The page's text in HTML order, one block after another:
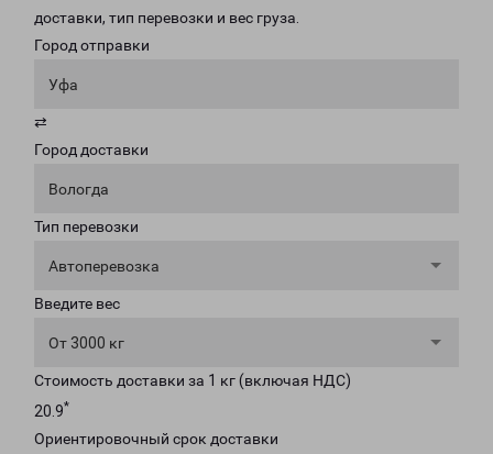
доставки, тип перевозки и вес груза.
Город отправки
Уфа
⇄
Город доставки
Вологда
Тип перевозки
Автоперевозка
Введите вес
От 3000 кг
Стоимость доставки за 1 кг (включая НДС)
20.9*
Ориентировочный срок доставки